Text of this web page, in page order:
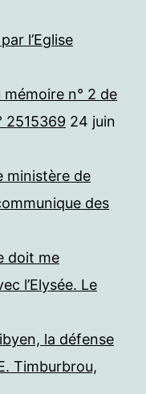
l’Eglise
mémoire n° 2 de
2515369 24 juin
ministère de
des
doit me
l’Elysée. Le
la défense
Timburbrou,